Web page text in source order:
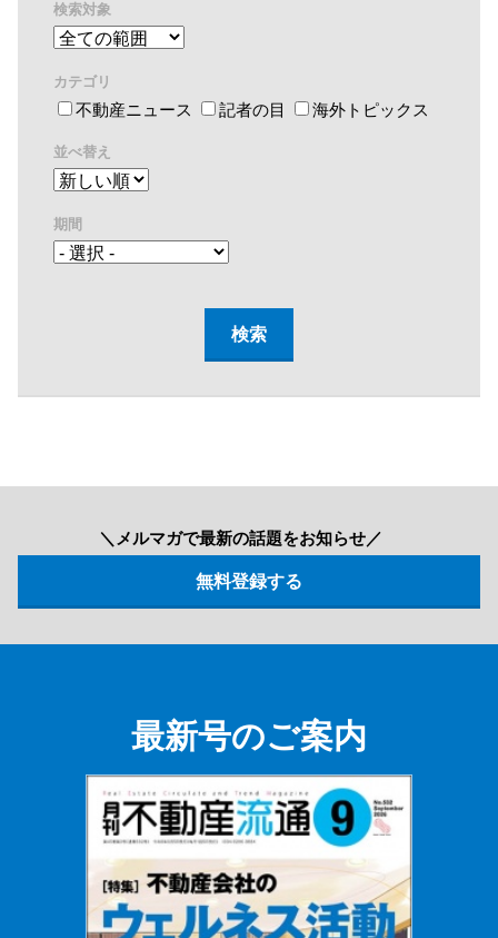
検索対象
カテゴリ
不動産ニュース 記者の目 海外トピックス
並べ替え
期間
＼メルマガで最新の話題をお知らせ／
最新号のご案内